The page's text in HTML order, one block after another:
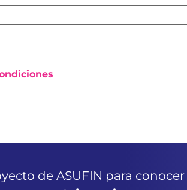
de ASUFIN para